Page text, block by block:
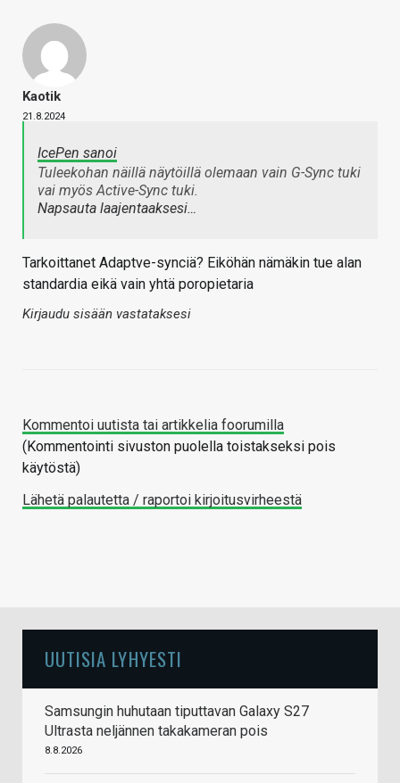
Kaotik
21.8.2024
IcePen sanoi
Tuleekohan näillä näytöillä olemaan vain G-Sync tuki
vai myös Active-Sync tuki.
Napsauta laajentaaksesi…
Tarkoittanet Adaptve-synciä? Eiköhän nämäkin tue alan
standardia eikä vain yhtä poropietaria
Kirjaudu sisään vastataksesi
Kommentoi uutista tai artikkelia foorumilla
(Kommentointi sivuston puolella toistakseksi pois
käytöstä)
Lähetä palautetta / raportoi kirjoitusvirheestä
UUTISIA LYHYESTI
Samsungin huhutaan tiputtavan Galaxy S27
Ultrasta neljännen takakameran pois
8.8.2026